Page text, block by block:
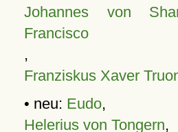
Johannes von
Francisco
,
Franziskus Xaver
• neu: Eudo,
Helerius von Tongern,